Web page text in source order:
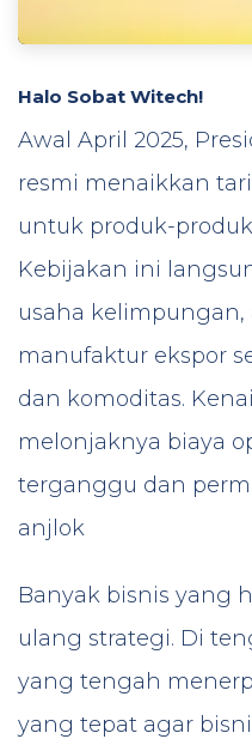
Halo Sobat Witech!
Awal April 2025,
resmi menaikkan
untuk produk-
Kebijakan ini
usaha
manufaktur ekspor
dan komoditas.
melonjaknya biaya
terganggu dan
anjlok
Banyak bisnis yang
ulang strategi. Di
yang tengah
yang tepat agar